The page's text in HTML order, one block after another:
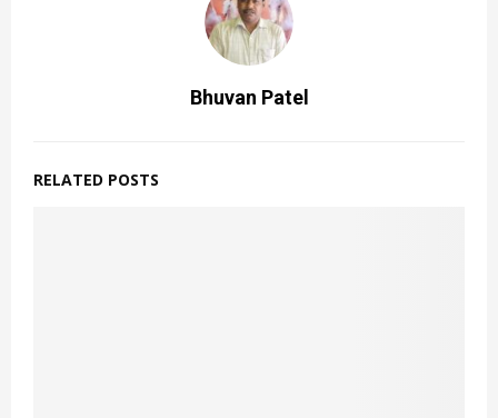
Bhuvan Patel
RELATED POSTS